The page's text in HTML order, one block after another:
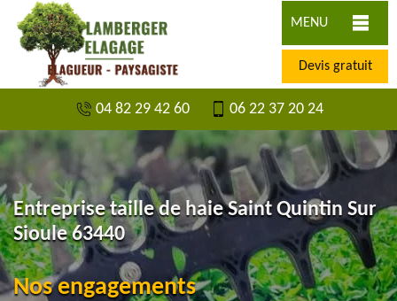
MENU
Devis gratuit
04 82 29 42 60 06 22 37 20 24
Entreprise taille de haie Saint Quintin Sur
Sioule 63440
Nos engagements